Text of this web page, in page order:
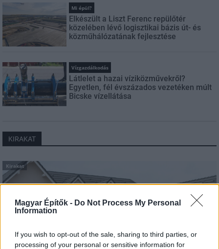
Magyar Építők - Do Not Process My Personal
Information
If you wish to opt-out of the sale, sharing to third parties, or
processing of your personal or sensitive information for
Mi épül?
Elkészült a Liszt Ferenc repülőtér
közelében lévő logisztikai bázis út- és
közműhálózatának fejlesztése
Vízgazdálkodás
Látlelet a hazai víziközművekről?
Egyetlen, fél évszázados vezetéken múlt
Bicske vízellátása
KIRAKAT
Kirakat